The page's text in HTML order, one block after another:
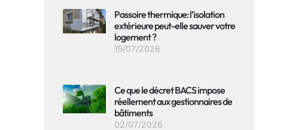
Passoire thermique: l’isolation
extérieure peut-elle sauver votre
logement ?
15/07/2026
Ce que le décret BACS impose
réellement aux gestionnaires de
bâtiments
02/07/2026